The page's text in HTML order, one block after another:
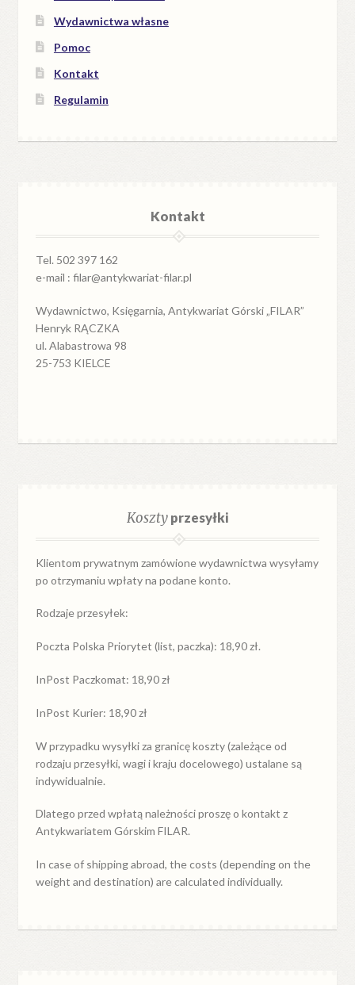
Wydawnictwa własne
Pomoc
Kontakt
Regulamin
Kontakt
Tel. 502 397 162
e-mail : filar@antykwariat-filar.pl
Wydawnictwo, Księgarnia, Antykwariat Górski „FILAR”
Henryk RĄCZKA
ul. Alabastrowa 98
25-753 KIELCE
Kosztyprzesyłki
Klientom prywatnym zamówione wydawnictwa wysyłamy
po otrzymaniu wpłaty na podane konto.
Rodzaje przesyłek:
Poczta Polska Priorytet (list, paczka): 18,90 zł.
InPost Paczkomat: 18,90 zł
InPost Kurier: 18,90 zł
W przypadkuwysyłkiza granicękoszty (zależące od
rodzaju przesyłki, wagi i kraju docelowego) ustalane są
indywidualnie.
Dlatego przed wpłatą należności proszę o kontakt z
Antykwariatem Górskim FILAR.
In case of shipping abroad, the costs (depending on the
weight and destination) are calculated individually.